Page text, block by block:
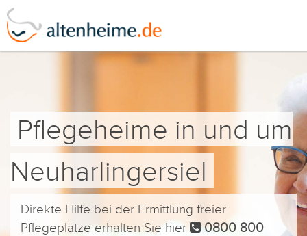
Pflegeheime in und um
Neuharlingersiel
Direkte Hilfe bei der Ermittlung freier
Pflegeplätze erhalten Sie hier
0800 800